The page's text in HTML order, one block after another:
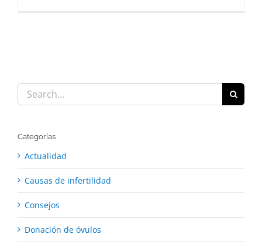
Search
for:
Categorías
Actualidad
Causas de infertilidad
Consejos
Donación de óvulos